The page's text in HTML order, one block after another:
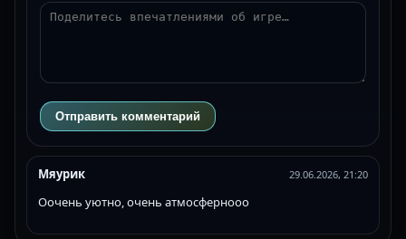
Отправить комментарий
Мяурик 29.06.2026, 21:20
Оочень уютно, очень атмосфернооо